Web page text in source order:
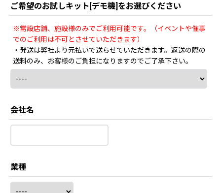
ご希望のお試しキット[デモ機]をお選びください
※常設店舗、施設様のみでご利用可能です。（イベントや催事
でのご利用は不可とさせていただきます）
・発送は弊社より元払いで送らせていただきます。返送の際の
送料のみ、お客様のご負担になりますのでご了承下さい。
会社名
業種